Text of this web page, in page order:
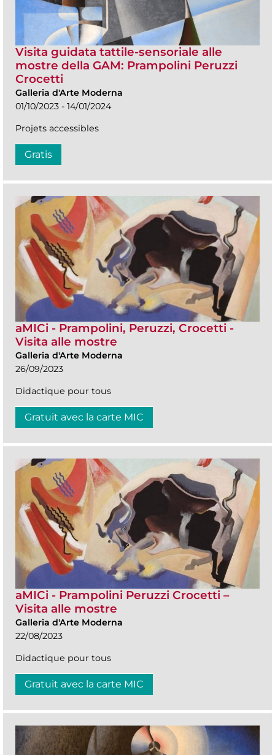
Visita guidata tattile-sensoriale alle
mostre della GAM: Prampolini Peruzzi
Crocetti
Galleria d'Arte Moderna
01/10/2023 - 14/01/2024
Projets accessibles
Gratis
aMICi - Prampolini, Peruzzi, Crocetti -
Visita alle mostre
Galleria d'Arte Moderna
26/09/2023
Didactique pour tous
Gratuit avec la carte MIC
aMICi - Prampolini Peruzzi Crocetti –
Visita alle mostre
Galleria d'Arte Moderna
22/08/2023
Didactique pour tous
Gratuit avec la carte MIC